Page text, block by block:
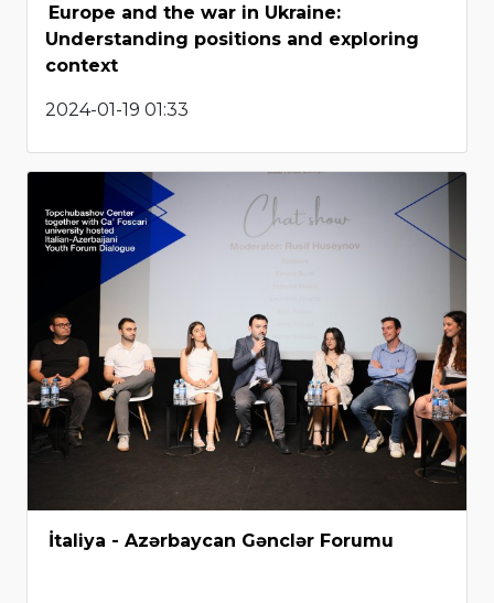
Europe and the war in Ukraine:
Understanding positions and exploring
context
2024-01-19 01:33
İtaliya - Azərbaycan Gənclər Forumu